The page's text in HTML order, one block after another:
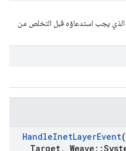
الذي يجب استدعاؤه قبل التخلص من
HandleInetLayerEvent(
Target, Weave ::